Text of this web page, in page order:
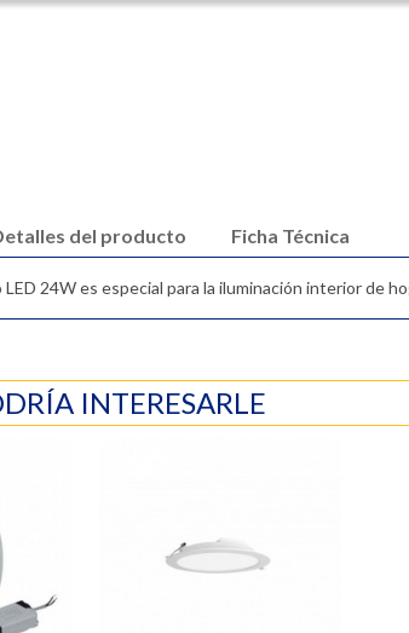
del producto Ficha Técnica
24W es especial para la iluminación interior de
INTERESARLE